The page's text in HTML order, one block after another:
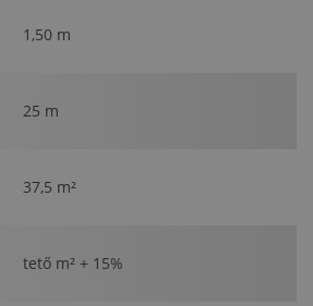
1,50 m
25 m
37,5 m²
tető m² + 15%